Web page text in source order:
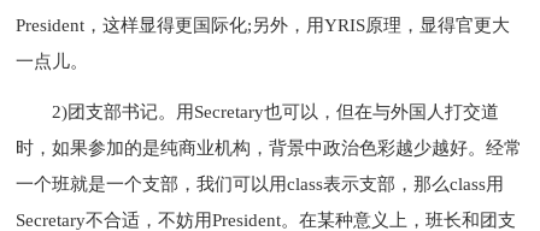
President，这样显得更国际化;另外，用YRIS原理，显得官更大
一点儿。
2)团支部书记。用Secretary也可以，但在与外国人打交道
时，如果参加的是纯商业机构，背景中政治色彩越少越好。经常
一个班就是一个支部，我们可以用class表示支部，那么class用
Secretary不合适，不妨用President。在某种意义上，班长和团支